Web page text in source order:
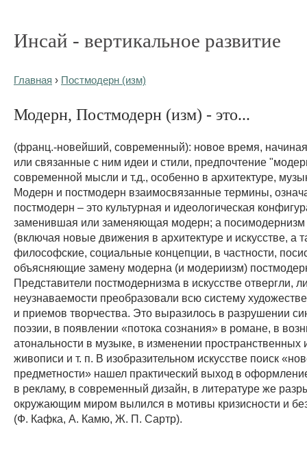
Инсай - вертикальное развитие
Главная › Постмодерн (изм)
Модерн, Постмодерн (изм) - это...
(франц.-новейший, современный): новое время,
или связанные с ним идеи и стили, предпочтение
современной мысли и т.д., особенно в архитектуре,
Модерн и постмодерн взаимосвязанные термины,
постмодерн – это культурная и идеологическая
заменившая или заменяющая модерн; а посимодернизм
(включая новые движения в архитектуре и искусстве, а
философские, социальные концепции, в частности,
объясняющие замену модерна (и модериизм)
Представители постмодернизма в искусстве отвергли,
неузнаваемости преобразовали всю систему
и приемов творчества. Это выразилось в разрушении
поэзии, в появлении «потока сознания» в романе, в
атональности в музыке, в изменении пространственных
живописи и т. п. В изобразительном искусстве поиск
предметности» нашел практический выход в
в рекламу, в современный дизайн, в литературе же
окружающим миром вылился в мотивы кризисности и
(Ф. Кафка, А. Камю, Ж. П. Сартр).